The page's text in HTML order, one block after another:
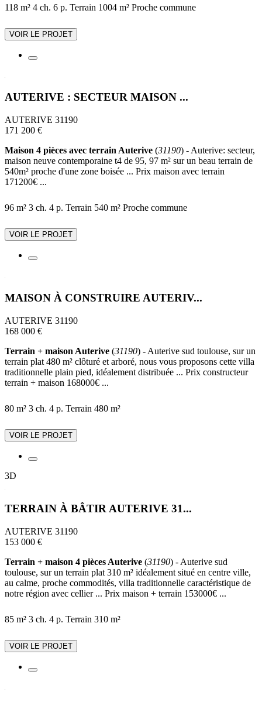
118 m² 4 ch. 6 p. Terrain 1004 m² Proche commune
VOIR LE PROJET
AUTERIVE : SECTEUR MAISON ...
AUTERIVE 31190
171 200 €
Maison 4 pièces avec terrain Auterive (31190) - Auterive: secteur,
maison neuve contemporaine t4 de 95, 97 m² sur un beau terrain de
540m² proche d'une zone boisée ... Prix maison avec terrain
171200€ ...
96 m² 3 ch. 4 p. Terrain 540 m² Proche commune
VOIR LE PROJET
MAISON À CONSTRUIRE AUTERIV...
AUTERIVE 31190
168 000 €
Terrain + maison Auterive (31190) - Auterive sud toulouse, sur un
terrain plat 480 m² clôturé et arboré, nous vous proposons cette villa
traditionnelle plain pied, idéalement distribuée ... Prix constructeur
terrain + maison 168000€ ...
80 m² 3 ch. 4 p. Terrain 480 m²
VOIR LE PROJET
3D
TERRAIN À BÂTIR AUTERIVE 31...
AUTERIVE 31190
153 000 €
Terrain + maison 4 pièces Auterive (31190) - Auterive sud
toulouse, sur un terrain plat 310 m² idéalement situé en centre ville,
au calme, proche commodités, villa traditionnelle caractéristique de
notre région avec cellier ... Prix maison + terrain 153000€ ...
85 m² 3 ch. 4 p. Terrain 310 m²
VOIR LE PROJET